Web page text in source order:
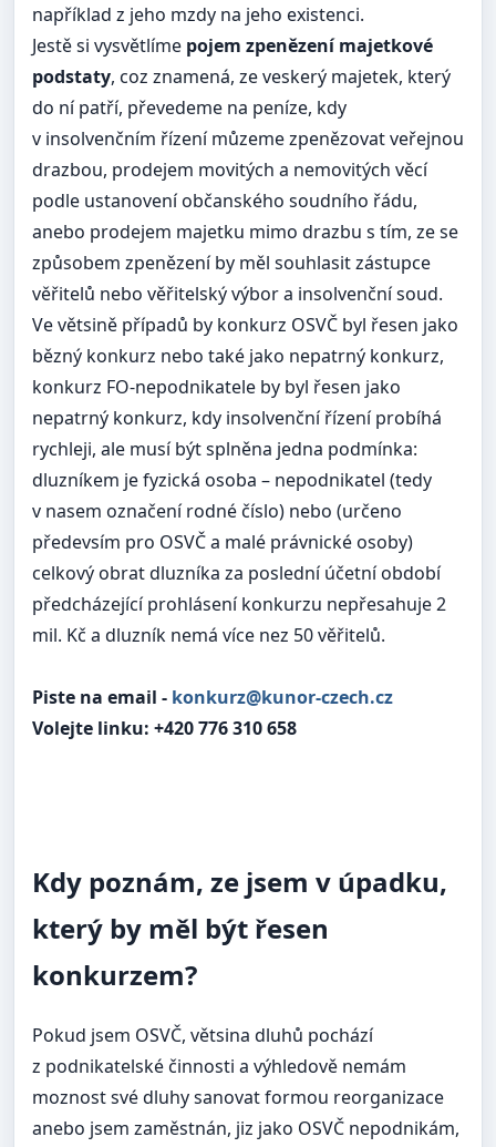
například z jeho mzdy na jeho existenci.
Jestě si vysvětlíme pojem zpenězení majetkové
podstaty, coz znamená, ze veskerý majetek, který
do ní patří, převedeme na peníze, kdy
v insolvenčním řízení můzeme zpenězovat veřejnou
drazbou, prodejem movitých a nemovitých věcí
podle ustanovení občanského soudního řádu,
anebo prodejem majetku mimo drazbu s tím, ze se
způsobem zpenězení by měl souhlasit zástupce
věřitelů nebo věřitelský výbor a insolvenční soud.
Ve větsině případů by konkurz OSVČ byl řesen jako
bězný konkurz nebo také jako nepatrný konkurz,
konkurz FO-nepodnikatele by byl řesen jako
nepatrný konkurz, kdy insolvenční řízení probíhá
rychleji, ale musí být splněna jedna podmínka:
dluzníkem je fyzická osoba – nepodnikatel (tedy
v nasem označení rodné číslo) nebo (určeno
předevsím pro OSVČ a malé právnické osoby)
celkový obrat dluzníka za poslední účetní období
předcházející prohlásení konkurzu nepřesahuje 2
mil. Kč a dluzník nemá více nez 50 věřitelů.
Piste na email - konkurz@kunor-czech.cz
Volejte linku: +420 776 310 658
Kdy poznám, ze jsem v úpadku,
který by měl být řesen
konkurzem?
Pokud jsem OSVČ, větsina dluhů pochází
z podnikatelské činnosti a výhledově nemám
moznost své dluhy sanovat formou reorganizace
anebo jsem zaměstnán, jiz jako OSVČ nepodnikám,